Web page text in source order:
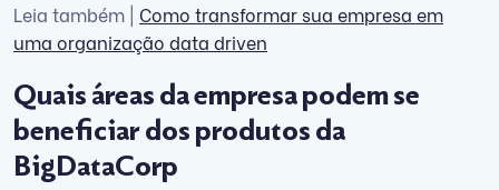
Leia também | Como transformar sua empresa em
uma organização data driven
Quais áreas da empresa podem se
beneficiar dos produtos da
BigDataCorp